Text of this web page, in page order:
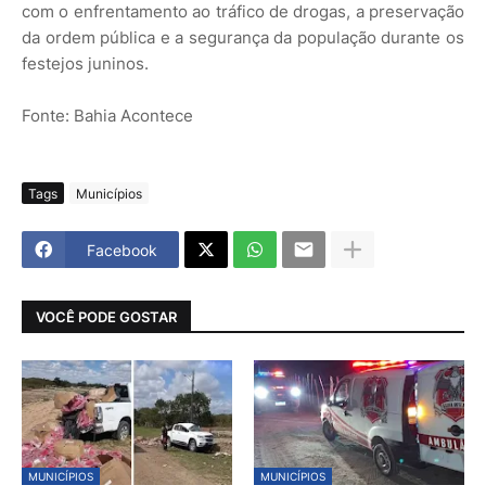
com o enfrentamento ao tráfico de drogas, a preservação
da ordem pública e a segurança da população durante os
festejos juninos.
Fonte: Bahia Acontece
Tags Municípios
Facebook
VOCÊ PODE GOSTAR
MUNICÍPIOS MUNICÍPIOS